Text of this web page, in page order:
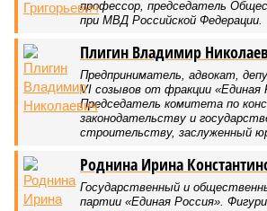
Как бы мы ни старались, достигнуть
получится никогда, даже при самых
самой совершенной медицине. Точку в
долголетии поставило новое исследование
теории максимальный предел жизни – 194
возраст практически вряд ли достижим – во
мутации ДНК.